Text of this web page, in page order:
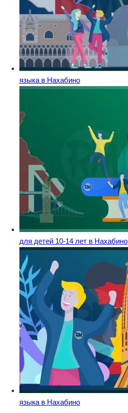
языка в Нахабино
для детей 10-14 лет в Нахабино
языка в Нахабино